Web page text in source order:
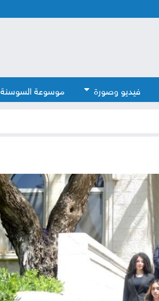
فيديو وصورة موسوعة السوسنة